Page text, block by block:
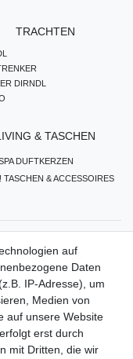
TRACHTEN
DIRNDL
& TASCHEN
DUFTKERZEN
TASCHEN & ACCESSOIRES
auf
Daten
IP-Adresse), um
Medien von
auf unsere Website
erst durch
mit Dritten, die wir